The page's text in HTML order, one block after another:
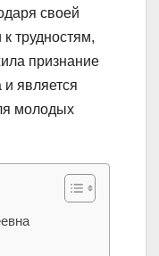
своей
трудностям,
признание
является
молодых